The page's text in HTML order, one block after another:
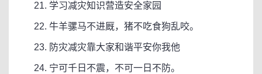
21. 学习减灾知识营造安全家园
22. 牛羊骡马不进厩，猪不吃食狗乱咬。
23. 防灾减灾靠大家和谐平安你我他
24. 宁可千日不震，不可一日不防。